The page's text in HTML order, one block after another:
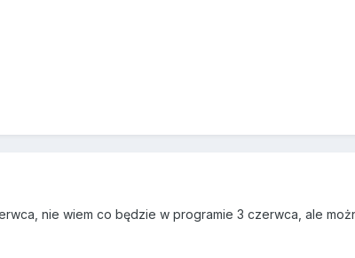
nie wiem co będzie w programie 3 czerwca, ale